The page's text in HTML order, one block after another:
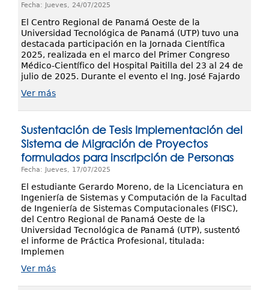
Fecha: Jueves, 24/07/2025
El Centro Regional de Panamá Oeste de la
Universidad Tecnológica de Panamá (UTP) tuvo una
destacada participación en la Jornada Científica
2025, realizada en el marco del Primer Congreso
Médico-Científico del Hospital Paitilla del 23 al 24 de
julio de 2025. Durante el evento el Ing. José Fajardo
Ver más
Sustentación de Tesis Implementación del
Sistema de Migración de Proyectos
formulados para inscripción de Personas
Fecha: Jueves, 17/07/2025
El estudiante Gerardo Moreno, de la Licenciatura en
Ingeniería de Sistemas y Computación de la Facultad
de Ingeniería de Sistemas Computacionales (FISC),
del Centro Regional de Panamá Oeste de la
Universidad Tecnológica de Panamá (UTP), sustentó
el informe de Práctica Profesional, titulada:
Implemen
Ver más